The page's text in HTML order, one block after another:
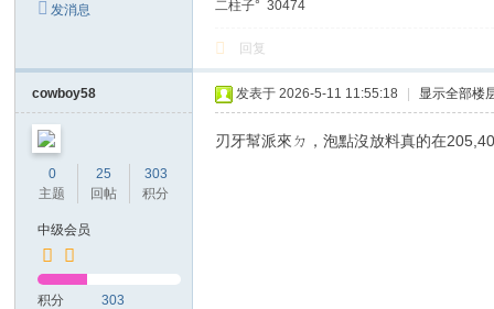
发消息 二柱子° 30474
回复
cowboy58
0
主题
25
回帖
303
积分
中级会员
积分 303
发表于 2026-5-11 11:55:18 显示全部楼
刃牙幫派來ㄉ，泡點沒放料真的在